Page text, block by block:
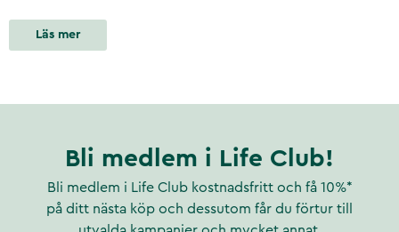
Läs mer
Bli medlem i Life Club!
Bli medlem i Life Club kostnadsfritt och få 10%*
på ditt nästa köp och dessutom får du förtur till